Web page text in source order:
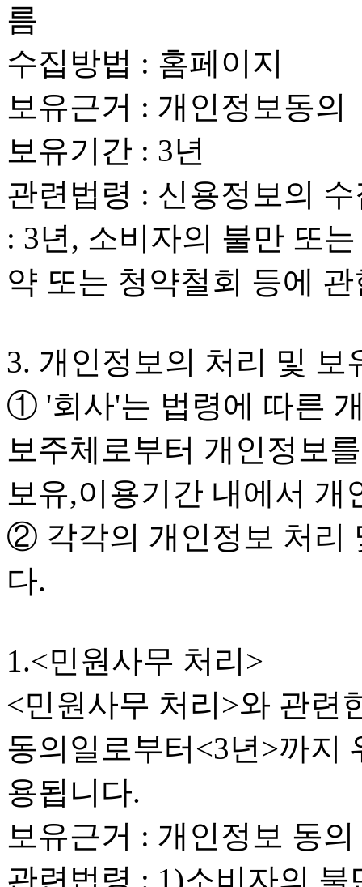
름
수집방법 : 홈페이지
보유근거 : 개인정보동의
보유기간 : 3년
관련법령 : 신용정보의
: 3년, 소비자의 불만 또
약 또는 청약철회 등에
3. 개인정보의 처리 및 보
① '회사'는 법령에 따른
보주체로부터 개인정보
보유,이용기간 내에서 개
② 각각의 개인정보 처리
다.
1.<민원사무 처리>
<민원사무 처리>와 관련
동의일로부터<3년>까지
용됩니다.
보유근거 : 개인정보 동의
관련법령 : 1)소비자의